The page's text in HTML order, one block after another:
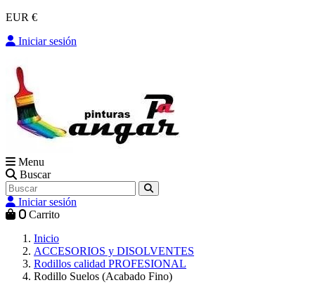
EUR €
Iniciar sesión
Menu
Buscar
Iniciar sesión
0 Carrito
Inicio
ACCESORIOS y DISOLVENTES
Rodillos calidad PROFESIONAL
Rodillo Suelos (Acabado Fino)